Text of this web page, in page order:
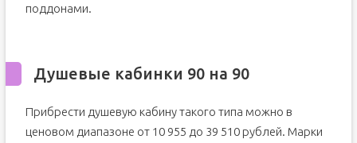
поддонами.
Душевые кабинки 90 на 90
Прибрести душевую кабину такого типа можно в
ценовом диапазоне от 10 955 до 39 510 рублей. Марки